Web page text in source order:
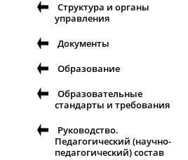
Структура и органы
управления
Документы
Образование
Образовательные
стандарты и требования
Руководство.
Педагогический (научно-
педагогический) состав